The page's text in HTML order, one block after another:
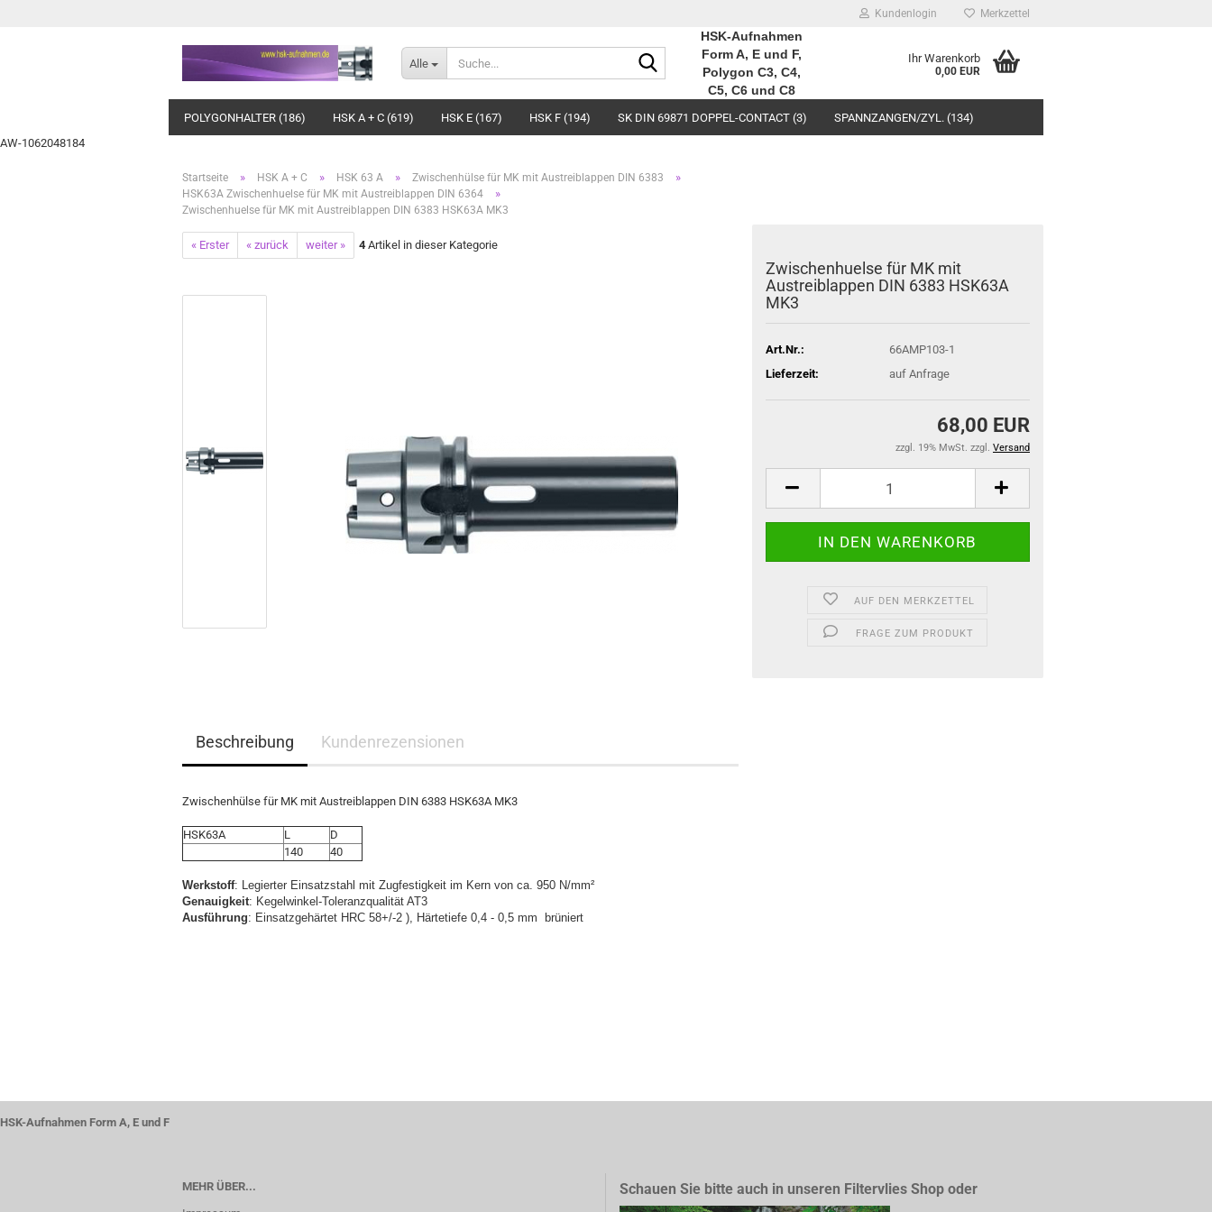
AW-1062048184
Kundenlogin Merkzettel
Alle
Suche...
HSK-Aufnahmen
Form A, E und F,
Polygon C3, C4,
C5, C6 und C8
Ihr Warenkorb
0,00 EUR
POLYGONHALTER (186) HSK A + C (619) HSK E (167) HSK F (194) SK DIN 69871 DOPPEL-CONTACT (3) SPANNZANGEN/ZYL. (134)
Startseite » HSK A + C » HSK 63 A » Zwischenhülse für MK mit Austreiblappen DIN 6383 »
HSK63A Zwischenhuelse für MK mit Austreiblappen DIN 6364 »
Zwischenhuelse für MK mit Austreiblappen DIN 6383 HSK63A MK3
« Erster « zurück weiter » 4 Artikel in dieser Kategorie
Zwischenhuelse für MK mit
Austreiblappen DIN 6383 HSK63A
MK3
Art.Nr.:
66AMP103-1
Lieferzeit:
auf Anfrage
68,00 EUR
zzgl. 19% MwSt. zzgl. Versand
AUF DEN MERKZETTEL
FRAGE ZUM PRODUKT
Beschreibung Kundenrezensionen
Zwischenhülse für MK mit Austreiblappen DIN 6383 HSK63A MK3
HSK63A L
D
140
40
Werkstoff: Legierter Einsatzstahl mit Zugfestigkeit im Kern von ca. 950 N/mm²
Genauigkeit: Kegelwinkel-Toleranzqualität AT3
Ausführung: Einsatzgehärtet HRC 58+/-2 ), Härtetiefe 0,4 - 0,5 mm brüniert
HSK-Aufnahmen Form A, E und F
MEHR ÜBER...
Schauen Sie bitte auch in unseren Filtervlies Shop oder